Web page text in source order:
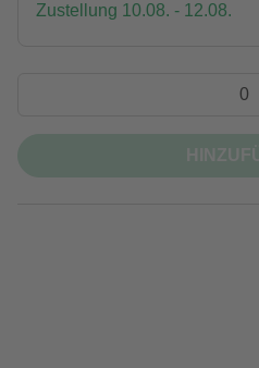
Zustellung 10.08. - 12.08.